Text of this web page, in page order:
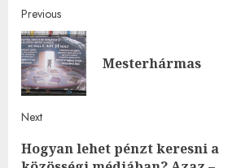
Post
navigation
Previous
Mesterhármas
Next
Next
Hogyan lehet pénzt keresni a